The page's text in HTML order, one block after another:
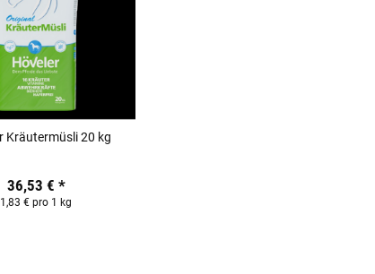
Kräutermüsli 20 kg
36,53 € *
1,83 € pro 1 kg